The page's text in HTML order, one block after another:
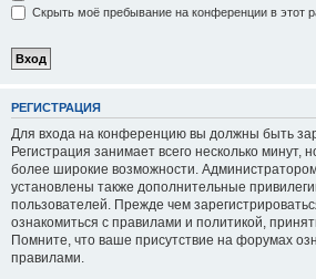
Скрыть моё пребывание на конференции в этот
РЕГИСТРАЦИЯ
Для входа на конференцию вы должны быть
Регистрация занимает всего несколько минут,
более широкие возможности.
установлены также дополнительные
пользователей. Прежде чем
ознакомиться с правилами и политикой,
Помните, что ваше присутствие на форумах
правилами.